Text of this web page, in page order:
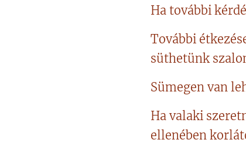
Ha további
További
süthetünk
Sümegen van
Ha valaki
ellenében